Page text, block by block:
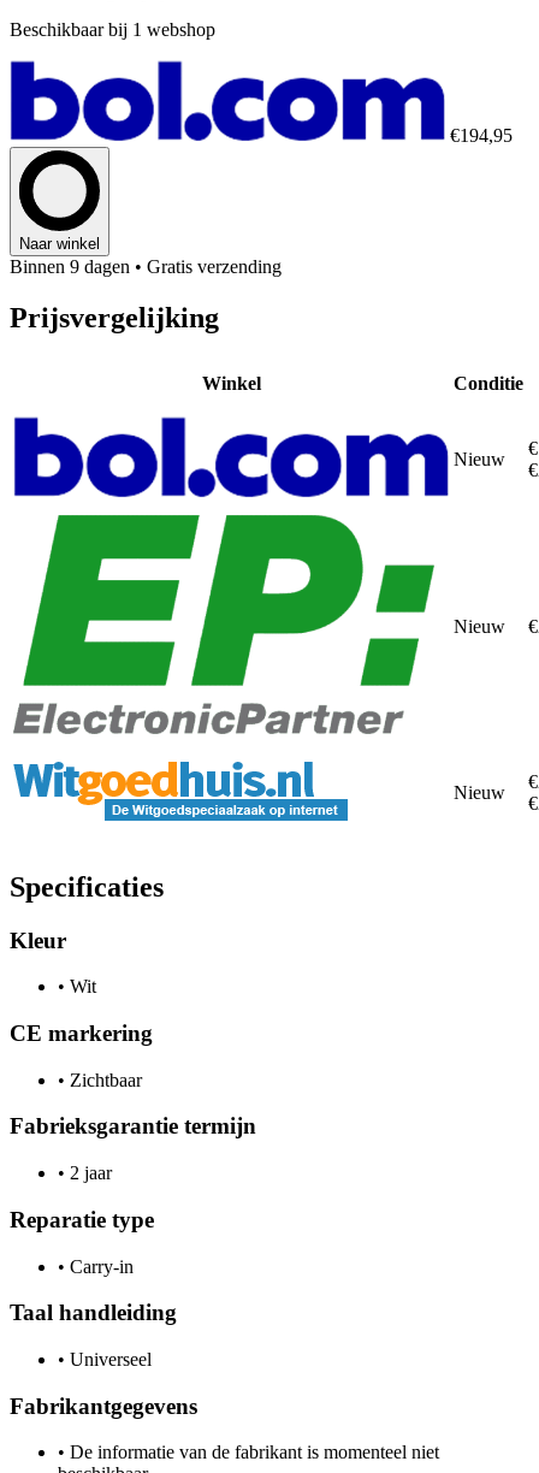
Beschikbaar bij 1 webshop
€194,95
Naar winkel
Binnen 9 dagen • Gratis verzending
Prijsvergelijking
Winkel Conditie
Nieuw
Nieuw
Nieuw
Specificaties
Kleur
• Wit
CE markering
• Zichtbaar
Fabrieksgarantie termijn
• 2 jaar
Reparatie type
• Carry-in
Taal handleiding
• Universeel
Fabrikantgegevens
• De informatie van de fabrikant is momenteel niet